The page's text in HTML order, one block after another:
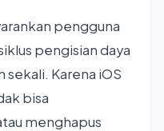
pengguna
pengisian daya
Karena iOS
bisa
menghapus